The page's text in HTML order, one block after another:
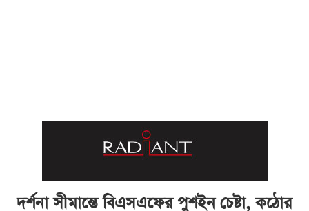
দর্শনা সীমান্তে বিএসএফের পুশইন চেষ্টা, কঠোর